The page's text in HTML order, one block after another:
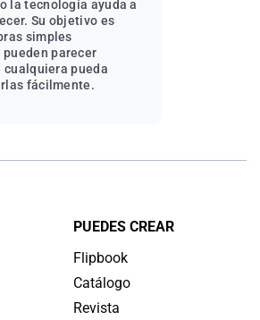
la tecnología ayuda a
Su objetivo es
simples
parecer
pueda
fácilmente.
PUEDES CREAR
Flipbook
Catálogo
Revista